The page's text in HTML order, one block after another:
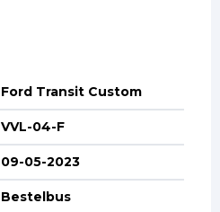
Ford Transit Custom
VVL-04-F
09-05-2023
Bestelbus